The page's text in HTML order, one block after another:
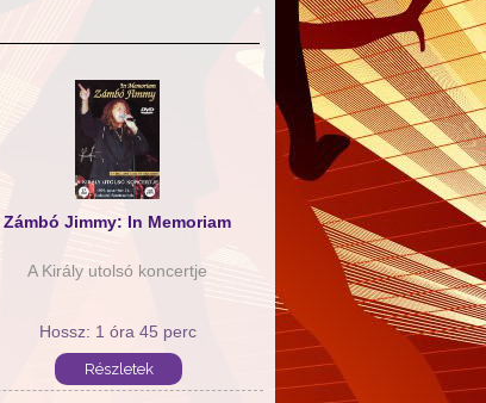
Zámbó Jimmy: In Memoriam
A Király utolsó koncertje
Hossz: 1 óra 45 perc